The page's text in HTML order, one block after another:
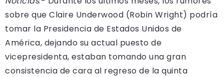
sobre que Claire Underwood (Robin Wright) podría
tomar la Presidencia de Estados Unidos de
América, dejando su actual puesto de
vicepresidenta, estaban tomando una gran
consistencia de cara al regreso de la quinta